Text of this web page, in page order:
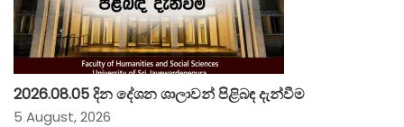
2026.08.05 දින දේශන ශාලාවන් පිළිබඳ දැන්වීම
5 August, 2026